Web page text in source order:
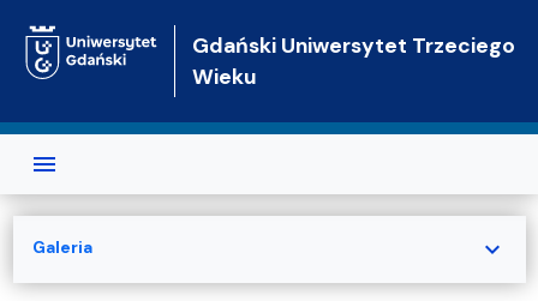
Gdański Uniwersytet Trzeciego
Wieku
Galeria expand_more